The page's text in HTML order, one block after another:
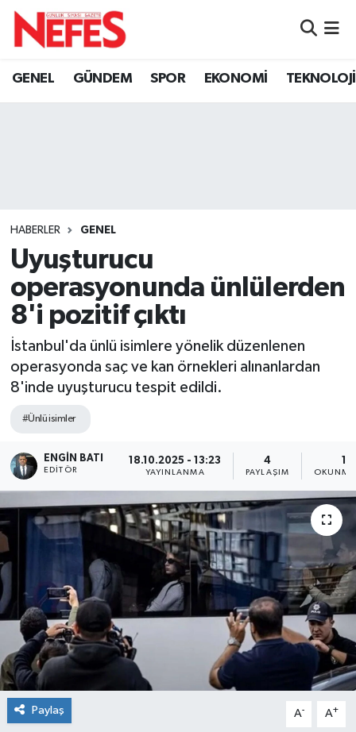
GENEL GÜNDEM SPOR EKONOMİ TEKNOLOJİ
HABERLER GENEL
Uyuşturucu
operasyonunda ünlülerden
8'i pozitif çıktı
İstanbul'da ünlü isimlere yönelik düzenlenen
operasyonda saç ve kan örnekleri alınanlardan
8'inde uyuşturucu tespit edildi.
#Ünlü isimler
ENGIN BATI
EDITÖR
18.10.2025 - 13:23
YAYINLANMA
4
PAYLAŞIM
1
Paylaş A- A+
Hava Durumu
Tüm Manşetler
Son Dakika Haberleri
Haber Arşivi